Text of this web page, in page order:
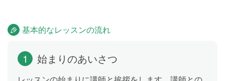
独立分詞構文を学習します。「彼女は目を閉じて音楽
で」と伝えられるようになります。また、「〜と言え
ば」「一般的に言うと」「〜から判断すると」などの
基本的なレッスンの流れ
1 始まりのあいさつ